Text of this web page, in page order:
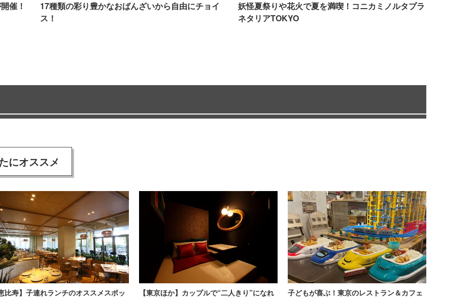
催！
17種類の彩り豊かなおばんざいから自由にチョイ
ス！
妖怪夏祭りや花火で夏を満喫！コニカミノルタプラ
ネタリアTOKYO
にオススメ
比寿】子連れランチのオススメスポッ
【東京ほか】カップルで“二人きり”になれ
子どもが喜ぶ！東京のレストラン＆カフェ